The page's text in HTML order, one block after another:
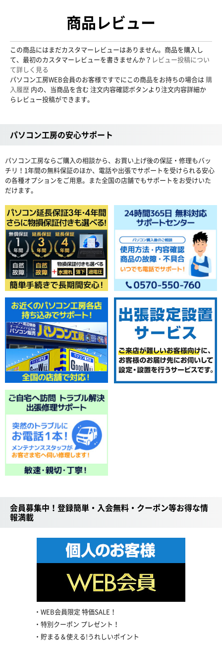
商品レビュー
この商品にはまだカスタマーレビューはありません。商品を購入し
て、最初のカスタマーレビューを書きませんか？ レビュー投稿につい
て詳しく見る
パソコン工房WEB会員のお客様ですでにこの商品をお持ちの場合は 購
入履歴 内の、当商品を含む 注文内容確認ボタンより注文内容詳細か
らレビュー投稿ができます。
パソコン工房の安心サポート
パソコン工房ならご購入の相談から、お買い上げ後の保証・修理もバッ
チリ！1年間の無料保証のほか、電話や出張でサポートを受けられる安心
の各種オプションをご用意。また全国の店舗でもサポートをお受けいた
だけます。
会員募集中！登録簡単・入会無料・クーポン等お得な情
報満載
WEB会員限定 特価SALE！
特別クーポン プレゼント！
貯まる＆使える!うれしいポイント